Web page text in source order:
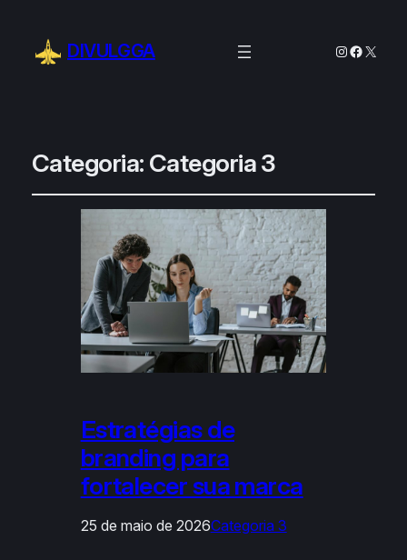
DIVULGGA Instagram
X
Categoria: Categoria 3
Estratégias de
branding para
fortalecer sua marca
25 de maio de 2026Categoria 3